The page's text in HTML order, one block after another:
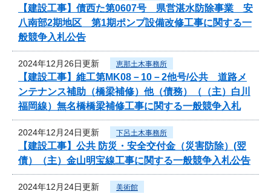
【建設工事】債西た第0607号 県営湛水防除事業 安
八南部2期地区 第1期ポンプ設備改修工事に関する一
般競争入札公告
2024年12月26日更新 恵那土木事務所
【建設工事】維工第MK08－10－2他号/公共 道路メ
ンテナンス補助（橋梁補修）他（債務）（（主）白川
福岡線）無名橋橋梁補修工事に関する一般競争入札
2024年12月24日更新 下呂土木事務所
【建設工事】公共 防災・安全交付金（災害防除）(翌
債）（主）金山明宝線工事に関する一般競争入札公告
2024年12月24日更新 美術館